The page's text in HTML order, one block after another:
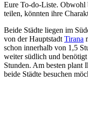
Eure To-do-Liste. Obwohl
teilen, könnten ihre
Beide Städte liegen im
von der Hauptstadt Tirana
schon innerhalb von 1,5
weiter südlich und
Stunden. Am besten plant
beide Städte besuchen